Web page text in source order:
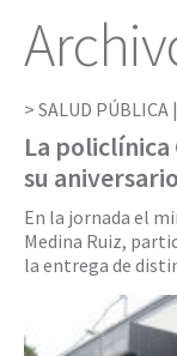
SALUD PÚBLICA |
La policlínica
su
En la jornada el
Medina Ruiz,
la entrega de